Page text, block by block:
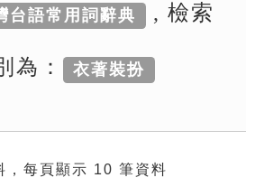
台語常用詞辭典 , 檢索
為： 衣著裝扮
每頁顯示 10 筆資料